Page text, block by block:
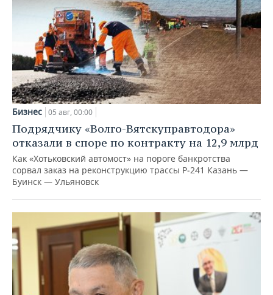
Бизнес 05 авг, 00:00
Подрядчику «Волго-Вятскуправтодора»
отказали в споре по контракту на 12,9 млрд
Как «Хотьковский автомост» на пороге банкротства
сорвал заказ на реконструкцию трассы Р‑241 Казань —
Буинск — Ульяновск